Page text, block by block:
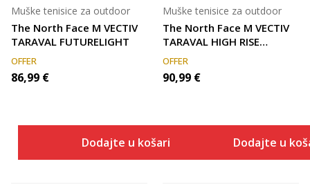
The North Face M VECTIV
TARAVAL FUTURELIGHT
Muške tenisice za outdoor
OFFER
86,99 €
Dodajte u košaricu
The North Face M VECTIV
TARAVAL HIGH RISE
GREY/SMOKED P
Muške tenisice za outdoor
OFFER
90,99 €
Dodajte u